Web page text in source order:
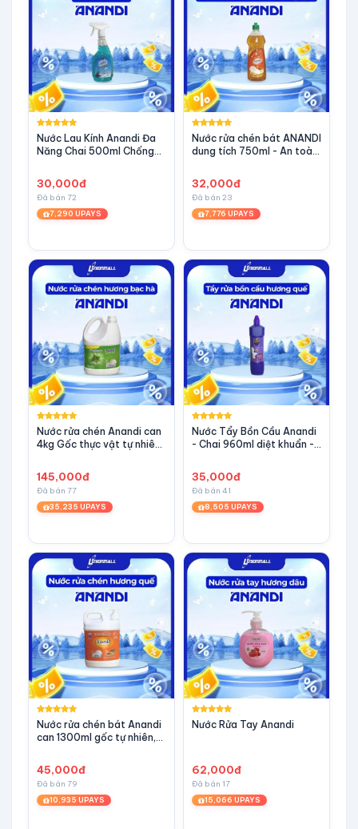
Nước Lau Kính Anandi Đa
Năng Chai 500ml Chống
trong suốt, không tỳ vết
30,000đ
Đã bán 72
7,290 UPAYS
Nước rửa chén bát ANANDI
dung tích 750ml - An toàn
32,000đ
Đã bán 23
7,776 UPAYS
Nước rửa chén Anandi can
4kg Gốc thực vật tự nhiên
145,000đ
Đã bán 77
35,235 UPAYS
Nước Tẩy Bồn Cầu Anandi
- Chai 960ml diệt khuẩn -
Bóng Mọi Vết Ố
35,000đ
Đã bán 41
8,505 UPAYS
Nước rửa chén bát Anandi
can 1300ml gốc tự nhiên,
45,000đ
Đã bán 79
10,935 UPAYS
Nước Rửa Tay Anandi
62,000đ
Đã bán 17
15,066 UPAYS